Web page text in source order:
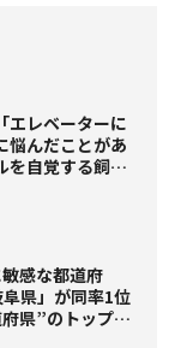
エレベーターに
んだことがあ
を自覚する飼い
感な都道府
県」が同率1位
県”のトップは